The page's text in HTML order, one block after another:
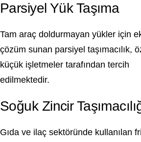
Parsiyel Yük Taşıma
Tam araç doldurmayan yükler için
çözüm sunan parsiyel taşımacılık,
küçük işletmeler tarafından tercih
edilmektedir.
Soğuk Zincir
Gıda ve ilaç sektöründe kullanılan